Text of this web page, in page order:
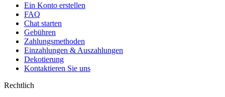
Ein Konto erstellen
FAQ
Chat starten
Gebühren
Zahlungsmethoden
Einzahlungen & Auszahlungen
Dekotierung
Kontaktieren Sie uns
Rechtlich